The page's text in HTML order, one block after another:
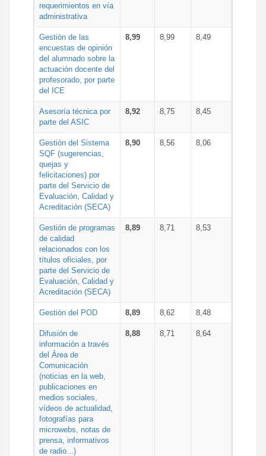
requerimientos en vía
administrativa
Gestión de las
encuestas de opinión
del alumnado sobre la
actuación docente del
profesorado, por parte
del ICE
8,99 8,99 8,49
Asesoría técnica por
parte del ASIC
8,92 8,75 8,45
Gestión del Sistema
SQF (sugerencias,
quejas y
felicitaciones) por
parte del Servicio de
Evaluación, Calidad y
Acreditación (SECA)
8,90 8,56 8,06
Gestión de programas
de calidad
relacionados con los
títulos oficiales, por
parte del Servicio de
Evaluación, Calidad y
Acreditación (SECA)
8,89 8,71 8,53
Gestión del POD 8,89 8,62 8,48
Difusión de
información a través
del Área de
Comunicación
(noticias en la web,
publicaciones en
medios sociales,
vídeos de actualidad,
fotografías para
microwebs, notas de
prensa, informativos
de radio...)
8,88 8,71 8,64